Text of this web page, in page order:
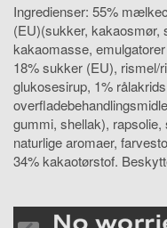
Ingredienser: 55%
(EU)(sukker,
kakaomasse,
18% sukker (EU), rismel/
glukosesirup, 1%
gummi, shellak),
naturlige aromaer,
34% kakaotørstof.